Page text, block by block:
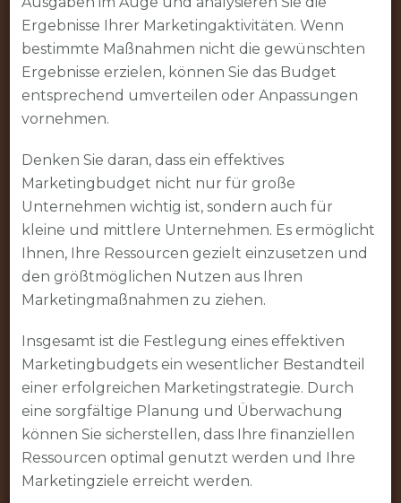
Ergebnisse Ihrer Marketingaktivitäten. Wenn
bestimmte Maßnahmen nicht die gewünschten
Ergebnisse erzielen, können Sie das Budget
entsprechend umverteilen oder Anpassungen
vornehmen.
Denken Sie daran, dass ein effektives
Marketingbudget nicht nur für große
Unternehmen wichtig ist, sondern auch für
kleine und mittlere Unternehmen. Es ermöglicht
Ihnen, Ihre Ressourcen gezielt einzusetzen und
den größtmöglichen Nutzen aus Ihren
Marketingmaßnahmen zu ziehen.
Insgesamt ist die Festlegung eines effektiven
Marketingbudgets ein wesentlicher Bestandteil
einer erfolgreichen Marketingstrategie. Durch
eine sorgfältige Planung und Überwachung
können Sie sicherstellen, dass Ihre finanziellen
Ressourcen optimal genutzt werden und Ihre
Marketingziele erreicht werden.